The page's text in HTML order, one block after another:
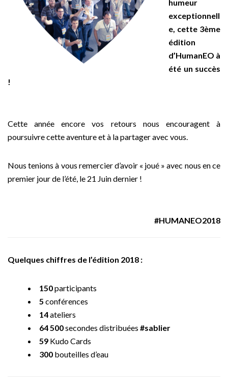
humeur
exceptionnell
e, cette 3ème
édition
d’HumanEO à
été un succès
!
Cette année encore vos retours nous encouragent à
poursuivre cette aventure et à la partager avec vous.
Nous tenions à vous remercier d’avoir « joué » avec nous en ce
premier jour de l’été, le 21 Juin dernier !
#HUMANEO2018
Quelques chiffres de l’édition 2018 :
150participants
5 conférences
14ateliers
64 500secondes distribuées #sablier
59 Kudo Cards
300 bouteilles d’eau